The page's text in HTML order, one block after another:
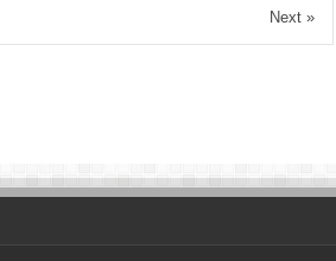
Next »